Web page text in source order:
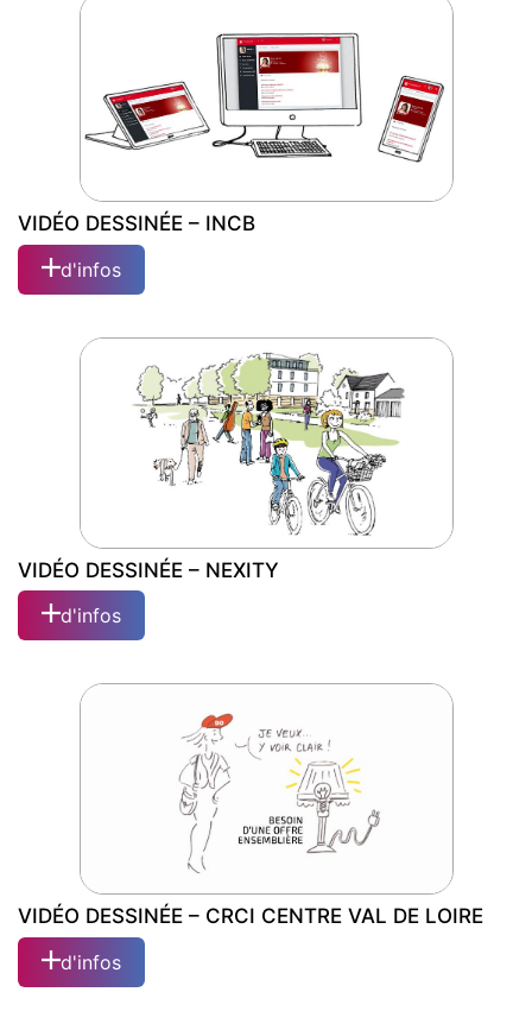
VIDÉO DESSINÉE – INCB
d'infos
VIDÉO DESSINÉE – NEXITY
d'infos
VIDÉO DESSINÉE – CRCI CENTRE VAL DE LOIRE
d'infos